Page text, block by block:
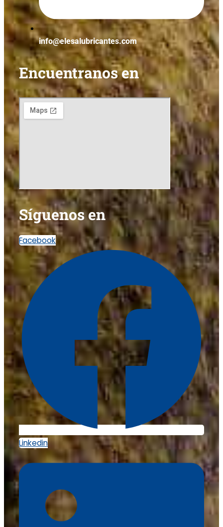
info@elesalubricantes.com
Encuentranos en
Síguenos en
Facebook
Linkedin